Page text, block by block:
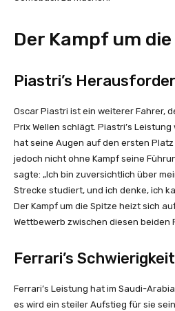
Der Kampf um
Piastri’s
Oscar Piastri ist ein weiterer Fahrer,
Prix Wellen schlägt. Piastri’s
hat seine Augen auf den ersten
jedoch nicht ohne Kampf seine
sagte: „Ich bin zuversichtlich über
Strecke studiert, und ich denke, ich
Der Kampf um die Spitze heizt sich
Wettbewerb zwischen diesen beiden
Ferrari’s
Ferrari’s Leistung hat im Saudi-
es wird ein steiler Aufstieg für sie